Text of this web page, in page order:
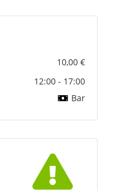
10,00 €
12:00 - 17:00
Bar